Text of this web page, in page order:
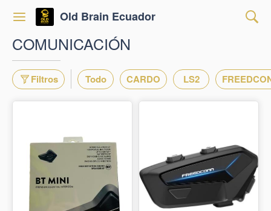
Old Brain Ecuador
COMUNICACIÓN
Filtros Todo CARDO LS2